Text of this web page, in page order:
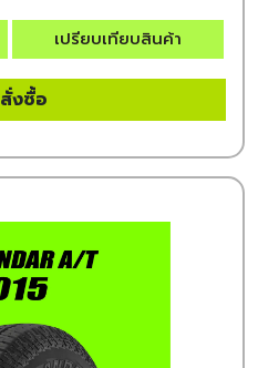
เปรียบเทียบสินค้า
สั่งซื้อ